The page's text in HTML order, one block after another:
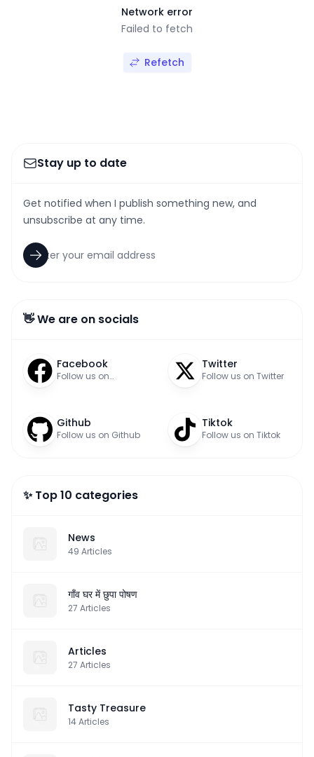
Network error
Failed to fetch
Refetch
Stay up to date
Get notified when I publish something new, and
unsubscribe at any time.
👋 We are on socials
Facebook
Follow us on
Twitter
Follow us on Twitter
Github
Follow us on Github
Tiktok
Follow us on Tiktok
✨ Top 10 categories
News
49 Articles
गाँव घर में छुपा पोषण
27 Articles
Articles
27 Articles
Tasty Treasure
14Articles